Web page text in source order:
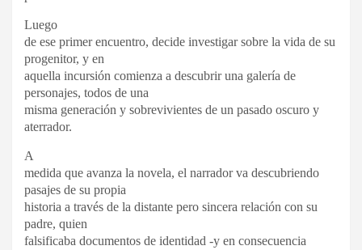
Luego
de ese primer encuentro, decide investigar sobre la vida de su
progenitor, y en
aquella incursión comienza a descubrir una galería de
personajes, todos de una
misma generación y sobrevivientes de un pasado oscuro y
aterrador.
A
medida que avanza la novela, el narrador va descubriendo
pasajes de su propia
historia a través de la distante pero sincera relación con su
padre, quien
falsificaba documentos de identidad -y en consecuencia